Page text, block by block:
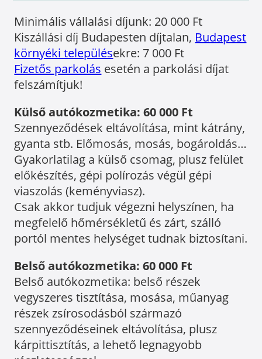
Minimális vállalási díjunk: 20 000 Ft
Kiszállási díj Budapesten díjtalan, Budapest
környéki településekre: 7 000 Ft
Fizetős parkolás esetén a parkolási díjat
felszámítjuk!
Külső autókozmetika: 60 000 Ft
Szennyeződések eltávolítása, mint kátrány,
gyanta stb. Előmosás, mosás, bogároldás…
Gyakorlatilag a külső csomag, plusz felület
előkészítés, gépi polírozás végül gépi
viaszolás (keményviasz).
Csak akkor tudjuk végezni helyszínen, ha
megfelelő hőmérsékletű és zárt, szálló
portól mentes helységet tudnak biztosítani.
Belső autókozmetika: 60 000 Ft
Belső autókozmetika: belső részek
vegyszeres tisztítása, mosása, műanyag
részek zsírosodásból származó
szennyeződéseinek eltávolítása, plusz
kárpittisztítás, a lehető legnagyobb